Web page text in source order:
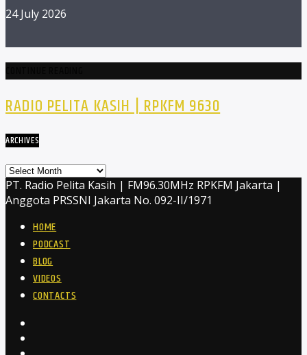
24 July 2026
RADIO PELITA KASIH | RPKFM 9630
ARCHIVES
Archives
PT. Radio Pelita Kasih | FM96.30MHz RPKFM Jakarta |
Anggota PRSSNI Jakarta No. 092-II/1971
HOME
PODCAST
BLOG
VIDEOS
CONTACTS